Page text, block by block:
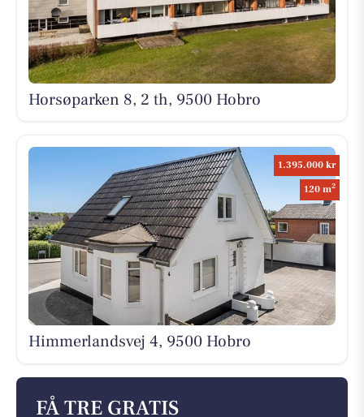
Horsøparken 8, 2 th, 9500 Hobro
1.395.000 kr
120 m2
Himmerlandsvej 4, 9500 Hobro
FÅ TRE GRATIS